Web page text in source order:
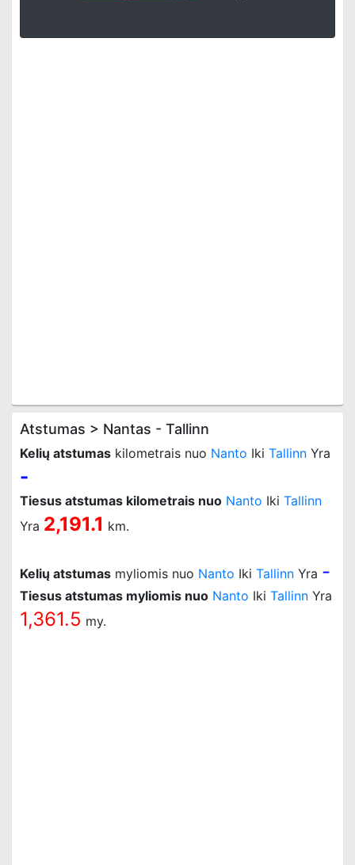
Atstumas > Nantas - Tallinn
Kelių atstumas kilometrais nuo Nanto Iki Tallinn Yra
-
Tiesus atstumas kilometrais nuo Nanto Iki Tallinn
Yra 2,191.1 km.
Kelių atstumas myliomis nuo Nanto Iki Tallinn Yra -
Tiesus atstumas myliomis nuo Nanto Iki Tallinn Yra
1,361.5 my.